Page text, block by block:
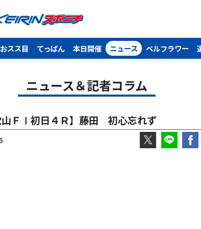
おスス目 てっぱん 本日開催 ニュース ベルフラワー
ニュース＆記者コラム
山ＦⅠ初日４Ｒ】藤田 初心忘れず